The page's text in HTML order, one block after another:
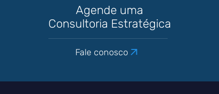
Agende uma
Consultoria Estratégica
Fale conosco